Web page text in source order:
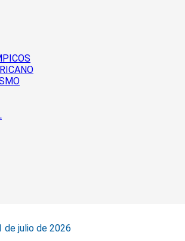
de julio de 2026